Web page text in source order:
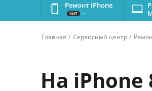
Ремонт iPhone
ХИТ 
Главная / Сервисный центр /
На iPhone